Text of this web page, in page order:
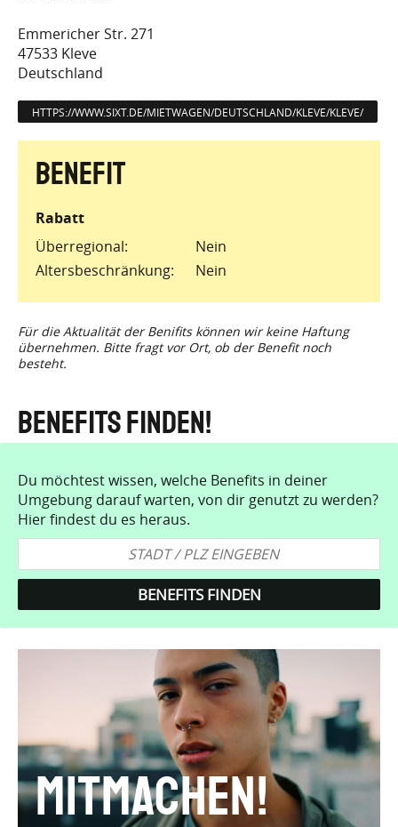
Emmericher Str. 271
47533 Kleve
Deutschland
HTTPS://WWW.SIXT.DE/MIETWAGEN/DEUTSCHLAND/KLEVE/KLEVE/
Rabatt
Überregional
Nein
Altersbeschränkung
Nein
Für die Aktualität der Benifits können wir keine Haftung
übernehmen. Bitte fragt vor Ort, ob der Benefit noch
besteht.
Benefits finden!
Du möchtest wissen, welche Benefits in deiner
Umgebung darauf warten, von dir genutzt zu werden?
Hier findest du es heraus.
Mitmachen!